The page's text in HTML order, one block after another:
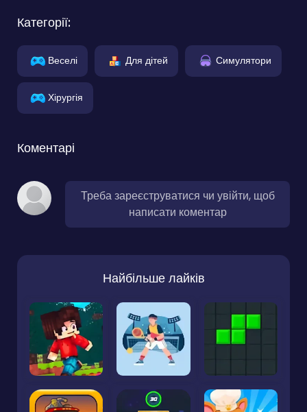
Категорії:
Веселі Для дітей Симулятори
Хірургія
Коментарі
Треба зареєструватися чи увійти, щоб
написати коментар
Найбільше лайків